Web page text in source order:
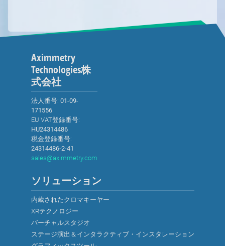
Aximmetry
Technologies株
式会社
法人番号: 01-09-
171556
EU VAT登録番号:
HU24314486
税金登録番号:
24314486-2-41
sales@aximmetry.com
ソリューション
内蔵されたクロマキーヤー
XRテクノロジー
バーチャルスタジオ
ステージ演出＆インタラクティブ・インスタレーション